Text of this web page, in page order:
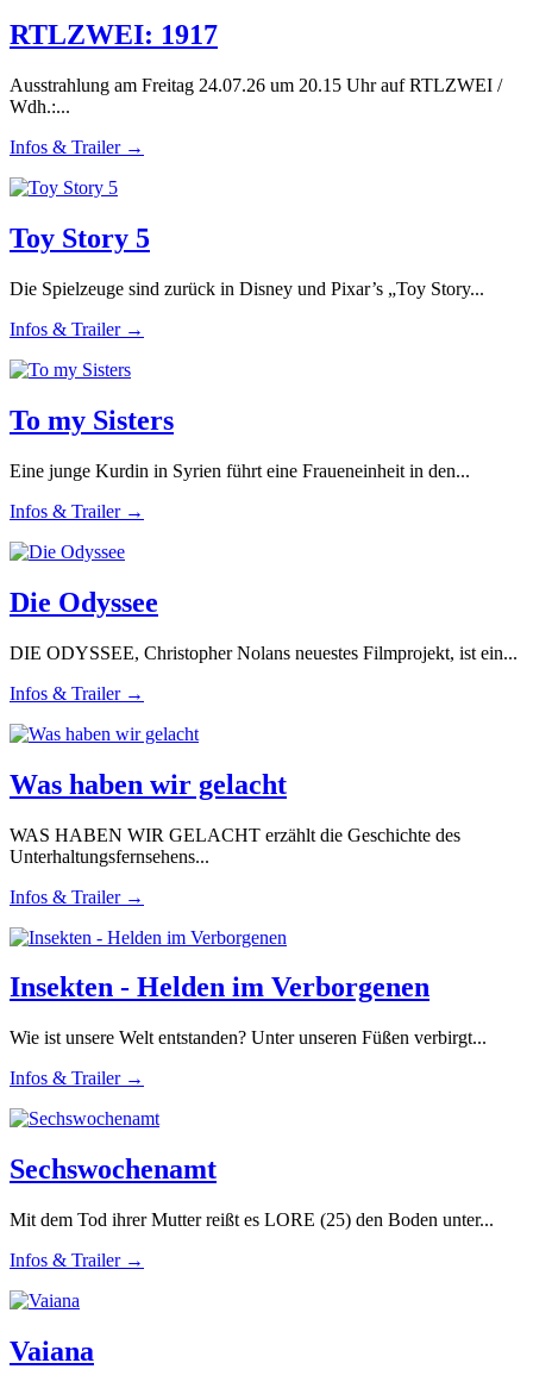
RTLZWEI: 1917
Ausstrahlung am Freitag 24.07.26 um 20.15 Uhr auf RTLZWEI /
Wdh.:...
Infos & Trailer →
Toy Story 5
Die Spielzeuge sind zurück in Disney und Pixar’s „Toy Story...
Infos & Trailer →
To my Sisters
Eine junge Kurdin in Syrien führt eine Fraueneinheit in den...
Infos & Trailer →
Die Odyssee
DIE ODYSSEE, Christopher Nolans neuestes Filmprojekt, ist ein...
Infos & Trailer →
Was haben wir gelacht
WAS HABEN WIR GELACHT erzählt die Geschichte des
Unterhaltungsfernsehens...
Infos & Trailer →
Insekten - Helden im Verborgenen
Wie ist unsere Welt entstanden? Unter unseren Füßen verbirgt...
Infos & Trailer →
Sechswochenamt
Mit dem Tod ihrer Mutter reißt es LORE (25) den Boden unter...
Infos & Trailer →
Vaiana